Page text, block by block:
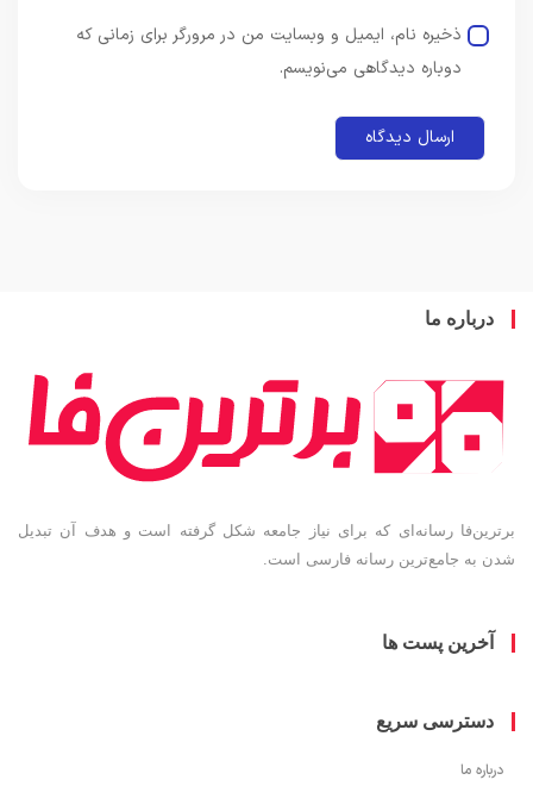
ذخیره نام، ایمیل و وبسایت من در مرورگر برای زمانی که
دوباره دیدگاهی می‌نویسم.
ما
رسانه‌ای که برای نیاز جامعه شکل گرفته است و هدف آن تبدیل
جامع‌ترین رسانه فارسی است.
پست ها
سریع